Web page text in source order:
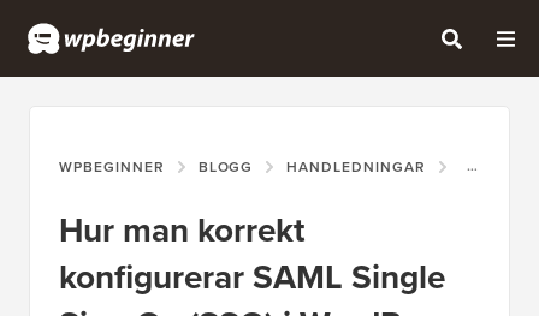
WPBEGINNER BLOGG HANDLEDNINGAR HUR
Hur man korrekt
konfigurerar SAML Single